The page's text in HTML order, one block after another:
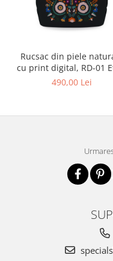
Rucsac din piele
cu print digital, RD-01
13, Negru
490,00 Lei